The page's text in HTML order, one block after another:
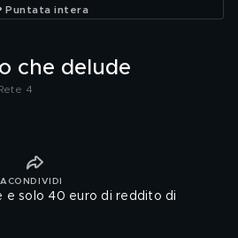
Puntata intera
che delude
4
CONDIVIDI
e solo 40 euro di reddito di